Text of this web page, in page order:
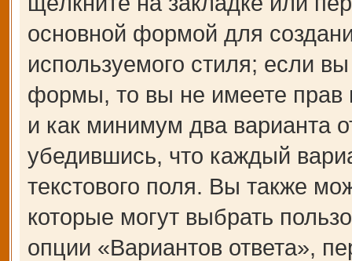
основной формой для
используемого стиля; если
формы, то вы не имеете прав
и как минимум два варианта
убедившись, что каждый
текстового поля. Вы также
которые могут выбрать
опции «Вариантов ответа»,